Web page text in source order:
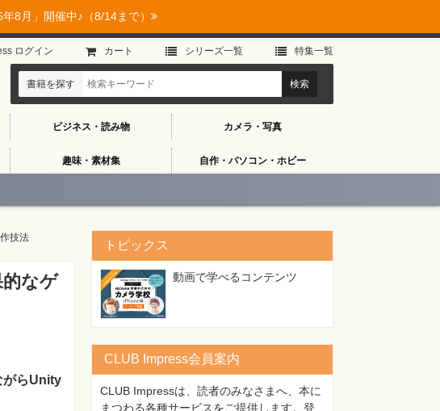
8月」開催中♪（8/14まで）
ビジネス・読み物 カメラ・写真
趣味・素材集 自作・パソコン・ホビー
ログイン カート シリーズ⼀覧 特集⼀覧
書籍を探す
技法
なゲ
がらUnity
トピックス
動画で学べるコンテンツ
CLUB Impress会員案内
CLUB Impressは、読者のみなさまへ、本に
まつわる各種サービスをご提供します。登